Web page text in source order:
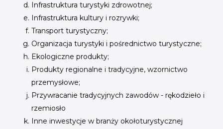
Infrastruktura turystyki zdrowotnej;
Infrastruktura kultury i rozrywki;
Transport turystyczny;
Organizacja turystyki i pośrednictwo turystyczne;
Ekologiczne produkty;
Produkty regionalne i tradycyjne, wzornictwo
przemysłowe;
Przywracanie tradycyjnych zawodów - rękodzieło i
rzemiosło
Inne inwestycje w branży okołoturystycznej